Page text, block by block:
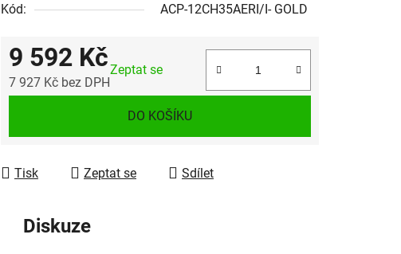
Kód:
ACP-12CH35AERI/I- GOLD
9 592 Kč
7 927 Kč bez DPH
Zeptat se
DO KOŠÍKU
Tisk Zeptat se Sdílet
Diskuze